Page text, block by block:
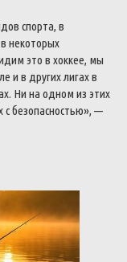
спорта, в
некоторых
это в хоккее, мы
и в других лигах в
Ни на одном из этих
с безопасностью», —